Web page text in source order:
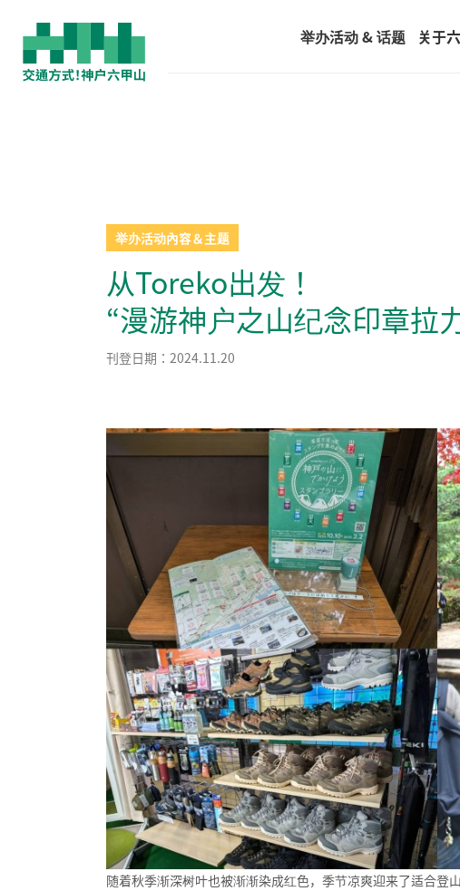
举办活动 & 话题 关于
举办活动內容＆主题
从Toreko出发！
“漫游神户之山纪念印章拉
刊登日期：2024.11.20
随着秋季渐深树叶也被渐渐染成红色，季节凉爽迎来了适合